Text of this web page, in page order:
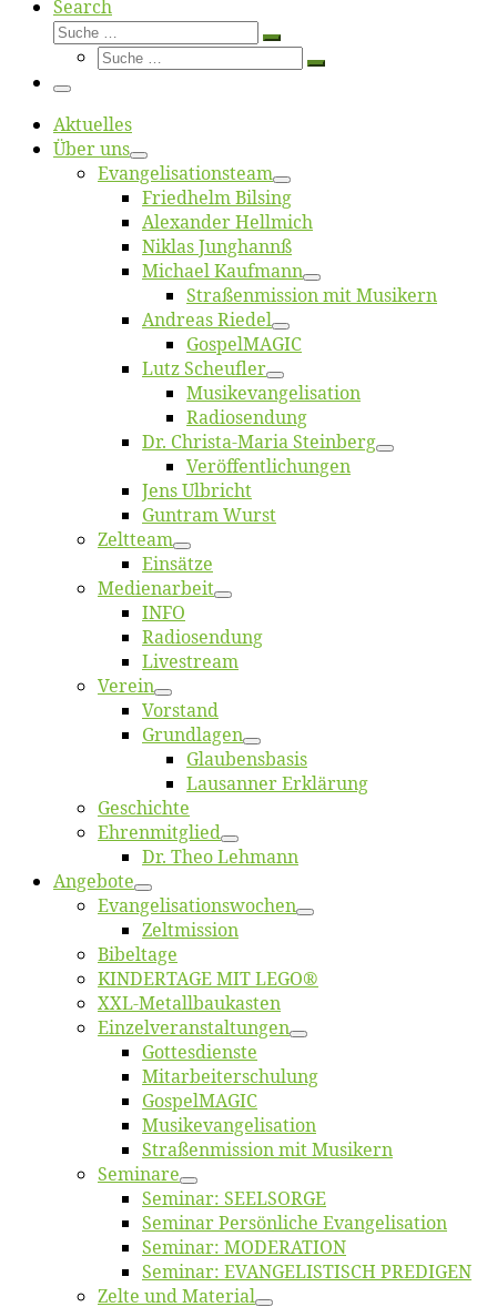
Search
Suche
Suche
Suche
Suche
Menü
Ak­tu­el­les
Über uns
Evangelisa­tions­team
Fried­helm Bilsing
Alex­an­der Hellmich
Ni­klas Junghannß
Mi­cha­el Kaufmann
Straßenmis­sion mit Musikern
An­dre­as Riedel
Gos­pel­MA­GIC
Lutz Scheuf­ler
Musikevan­ge­li­sa­tion
Ra­dio­sen­dung
Dr. Chris­­ta-Ma­ria Steinberg
Ver­öf­fent­li­chun­gen
Jens Ulb­richt
Gun­tram Wurst
Zelt­team
Ein­sät­ze
Me­di­en­ar­beit
INFO
Ra­dio­sen­dung
Live­stream
Ver­ein
Vor­stand
Grund­la­gen
Glaubens­ba­sis
Lausan­ner Erklärung
Ge­schich­te
Eh­ren­mit­glied
Dr. Theo Lehmann
An­ge­bo­te
Evangelisa­tions­wo­chen
Zelt­mis­si­on
Bi­bel­ta­ge
KINDERTAGE MIT LEGO®
XXL-Me­­tal­l­­bau­­kas­­ten
Einzelver­an­stal­tungen
Got­tes­diens­te
Mitarbeiter­schulung
Gos­pel­MA­GIC
Musikevan­ge­li­sa­tion
Straßenmis­sion mit Musikern
Se­mi­na­re
Se­mi­nar: SEELSORGE
Se­mi­nar Per­sön­li­che Evangelisation
Se­mi­nar: MODERATION
Se­mi­nar: EVANGELISTISCH PREDIGEN
Zel­te und Material